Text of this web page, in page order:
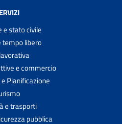
e stato civile
tempo libero
e commercio
Pianificazione
e trasporti
pubblica